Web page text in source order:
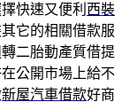
快速又便利 西裝
它的相關借款服
二胎動產質借提
公開市場上給不
新屋汽車借款好商